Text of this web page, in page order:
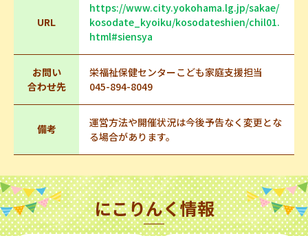
URL
https://www.city.yokohama.lg.jp/sakae/
kosodate_kyoiku/kosodateshien/chil01.
html#siensya
お問い
合わせ先
栄福祉保健センターこども家庭支援担当
045-894-8049
備考
運営方法や開催状況は今後予告なく変更とな
る場合があります。
にこりんく情報